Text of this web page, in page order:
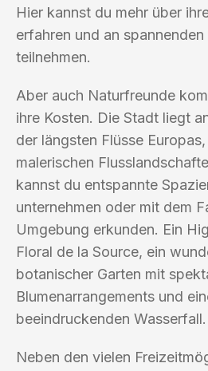
Hier kannst du mehr über
erfahren und an
teilnehmen.
Aber auch Naturfreunde
ihre Kosten. Die Stadt liegt
der längsten Flüsse
malerischen
kannst du entspannte
unternehmen oder mit dem
Umgebung erkunden. Ein
Floral de la Source, ein
botanischer Garten mit
Blumenarrangements und
beeindruckenden Wasserfall.
Neben den vielen